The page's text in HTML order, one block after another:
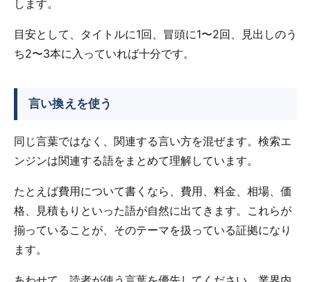
します。
目安として、タイトルに1回、冒頭に1〜2回、見出しのう
ち2〜3本に入っていれば十分です。
言い換えを使う
同じ言葉ではなく、関連する言い方を混ぜます。検索エ
ンジンは関連する語をまとめて理解しています。
たとえば費用について書くなら、費用、料金、相場、価
格、見積もりといった語が自然に出てきます。これらが
揃っていることが、そのテーマを扱っている証拠になり
ます。